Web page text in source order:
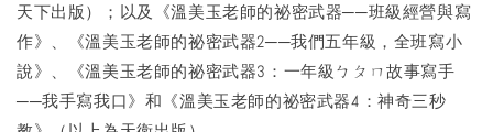
天下出版）；以及《溫美玉老師的祕密武器──班級經營與寫
作》、《溫美玉老師的祕密武器2──我們五年級，全班寫小
說》、《溫美玉老師的祕密武器3：一年級ㄅㄆㄇ故事寫手
──我手寫我口》和《溫美玉老師的祕密武器4：神奇三秒